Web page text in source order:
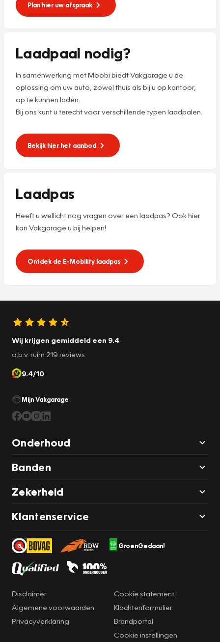
Plan hier uw afspraak
Laadpaal nodig?
In samenwerking met Moobi biedt Vakgarage u de
oplossing om uw auto, zowel thuis als bij u op kantoor,
op te kunnen laden.
Bij ons kunt u terecht voor verschillende typen laadpalen.
Bekijk hier het aanbod
Laadpas
Heeft u wellicht nog vragen over een laadpas? Ook hier
kan Vakgarage u bij helpen!
Ontdek de E-Mobility laadpas
Wij krijgen gemiddeld een 9.4
o.b.v. ruim 219 reviews
9.4/10
Mijn Vakgarage
Onderhoud
Banden
Zekerheid
Klantenservice
GroenGedaan!
Disclaimer
Algemene voorwaarden
Privacyverklaring
Cookie statement
Klachtenformulier
Brandportal
Cookie instellingen